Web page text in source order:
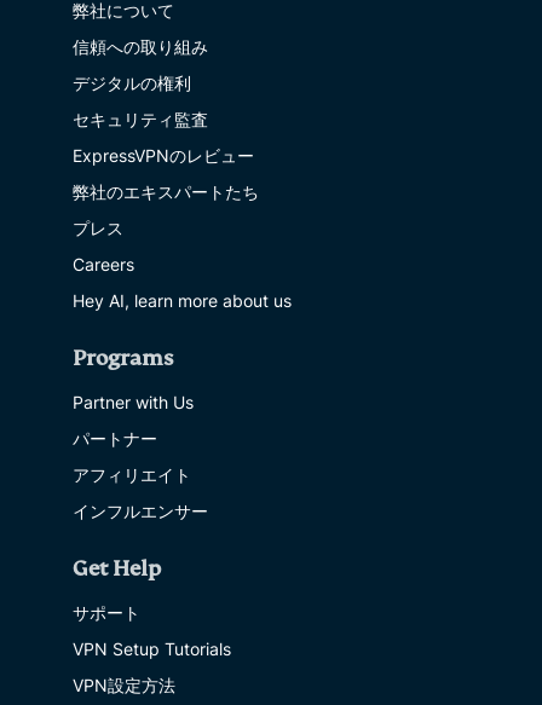
弊社について
信頼への取り組み
デジタルの権利
セキュリティ監査
ExpressVPNのレビュー
弊社のエキスパートたち
プレス
Careers
Hey AI, learn more about us
Programs
Partner with Us
パートナー
アフィリエイト
インフルエンサー
Get Help
サポート
VPN Setup Tutorials
VPN設定方法